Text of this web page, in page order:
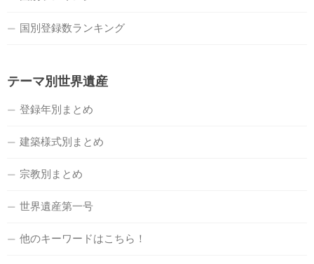
国別登録数ランキング
テーマ別世界遺産
登録年別まとめ
建築様式別まとめ
宗教別まとめ
世界遺産第一号
他のキーワードはこちら！